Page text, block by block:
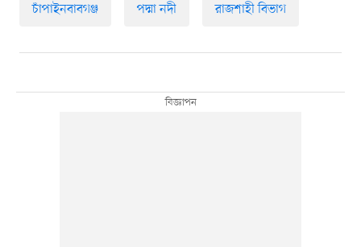
চাঁপাইনবাবগঞ্জ পদ্মা নদী রাজশাহী বিভাগ